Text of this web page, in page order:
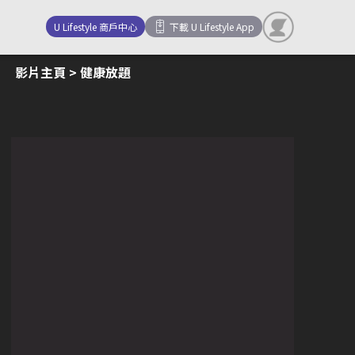
U Lifestyle 商戶中心 下載 U Lifestyle App
影片主頁 > 健康放題